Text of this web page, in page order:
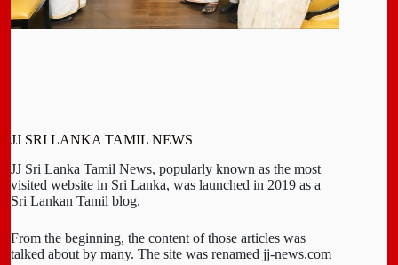
JJ SRI LANKA TAMIL NEWS
JJ Sri Lanka Tamil News, popularly known as the most
visited website in Sri Lanka, was launched in 2019 as a
Sri Lankan Tamil blog.
From the beginning, the content of those articles was
talked about by many. The site was renamed jj-news.com